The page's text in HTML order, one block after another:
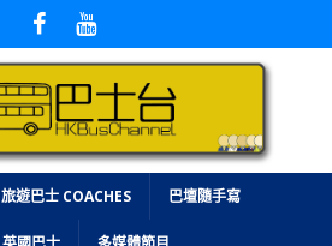
旅遊巴士 COACHES 巴壇隨手寫